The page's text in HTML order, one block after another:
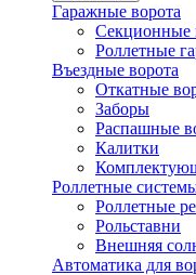
Гаражные ворота
Секционные
Роллетные
Въездные ворота
Откатные
Заборы
Распашные
Калитки
Роллетные
Роллетные
Рольставни
Внешняя
Автоматика для